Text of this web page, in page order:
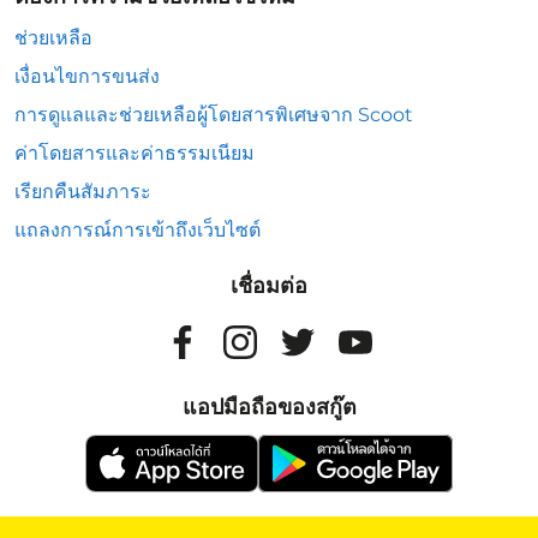
ช่วยเหลือ
เงื่อนไขการขนส่ง
การดูแลและช่วยเหลือผู้โดยสารพิเศษจาก Scoot
ค่าโดยสารและค่าธรรมเนียม
เรียกคืนสัมภาระ
แถลงการณ์การเข้าถึงเว็บไซต์
เชื่อมต่อ
แอปมือถือของสกู๊ต